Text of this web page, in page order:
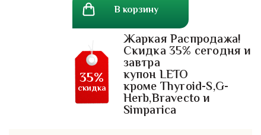
В корзину
Жаркая Распродажа!
Скидка 35% сегодня и
завтра
купон LETO
кроме Thyroid-S,G-
Herb,Bravecto и
Simparica
35%
скидка